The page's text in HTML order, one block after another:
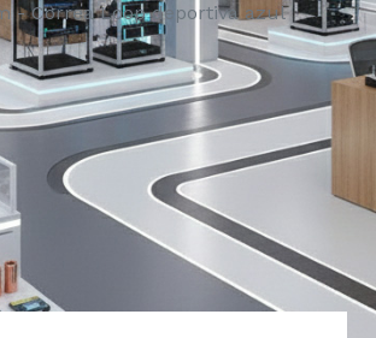
- Correa Loop deportiva azul